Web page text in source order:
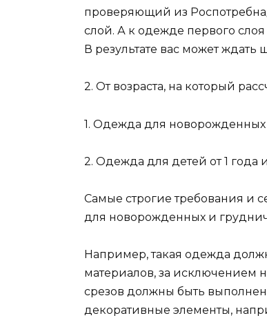
проверяющий из
слой. А к одежде первого
В результате вас может
2. От возраста, на который
1. Одежда для новорожденных
2. Одежда для детей от 1 года
Самые строгие требования и
для новорожденных и
Например, такая одежда
материалов, за исключением
срезов должны быть
декоративные элементы,